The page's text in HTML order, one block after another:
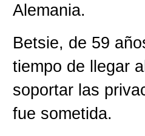
Alemania.
Betsie, de 59
tiempo de llegar
soportar las
fue sometida.